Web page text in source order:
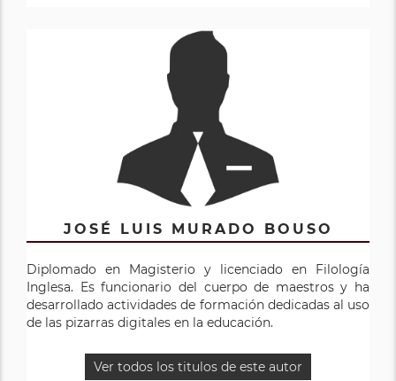
JOSÉ LUIS MURADO BOUSO
Diplomado en Magisterio y licenciado en Filología
Inglesa. Es funcionario del cuerpo de maestros y ha
desarrollado actividades de formación dedicadas al uso
de las pizarras digitales en la educación.
Ver todos los titulos de este autor